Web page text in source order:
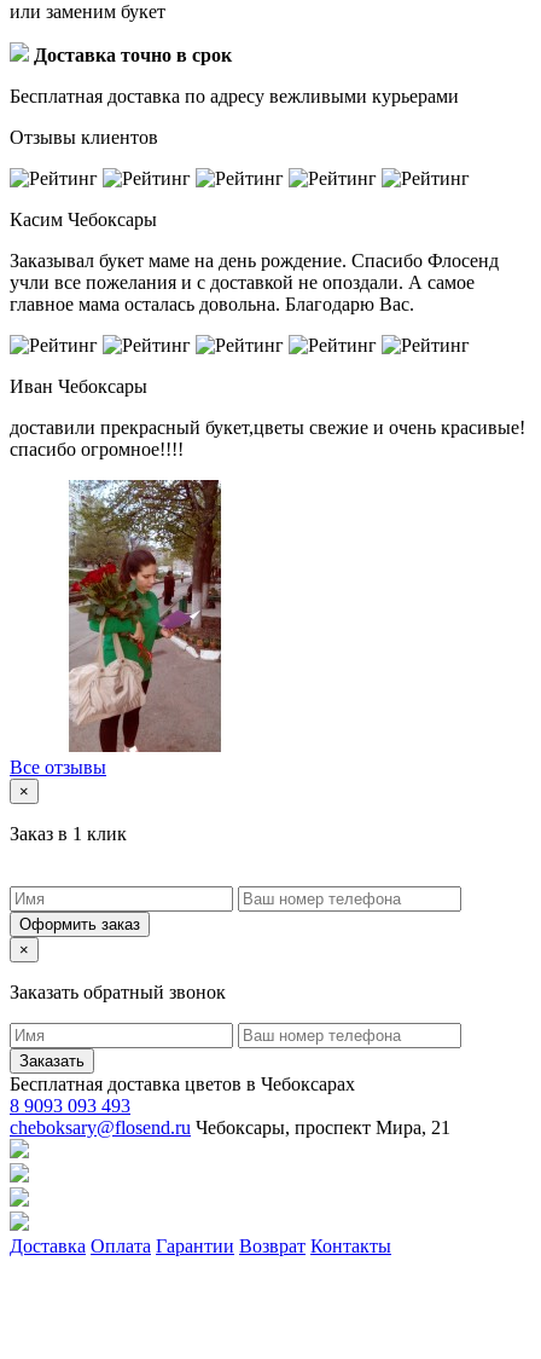
или заменим букет
Доставка точно в срок
Бесплатная доставка по адресу вежливыми курьерами
Отзывы клиентов
Касим Чебоксары
Заказывал букет маме на день рождение. Спасибо Флосенд
учли все пожелания и с доставкой не опоздали. А самое
главное мама осталась довольна. Благодарю Вас.
Иван Чебоксары
доставили прекрасный букет,цветы свежие и очень красивые!
спасибо огромное!!!!
Все отзывы
×
Заказ в 1 клик
Оформить заказ
×
Заказать обратный звонок
Заказать
Бесплатная доставка цветов в Чебоксарах
8 9093 093 493
cheboksary@flosend.ru Чебоксары, проспект Мира, 21
Доставка Оплата Гарантии Возврат Контакты